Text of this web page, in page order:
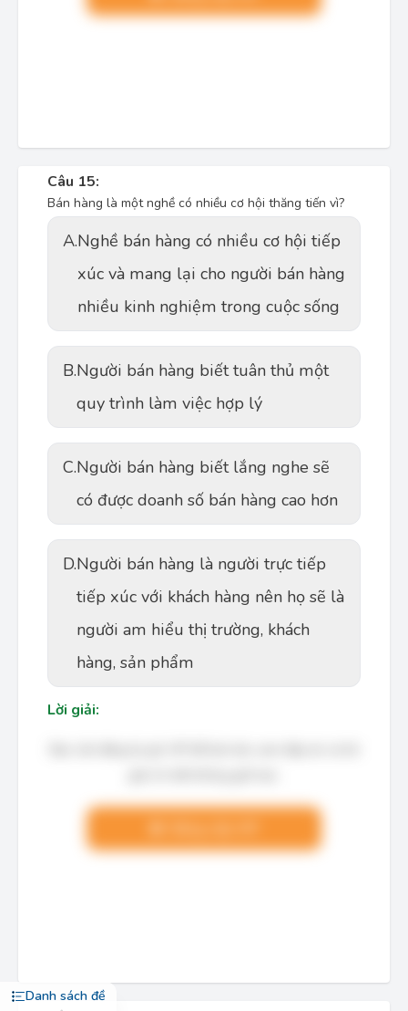
Danh sách đề
Câu 15:
Bán hàng là một nghề có nhiều cơ hội thăng tiến vì?
A.Nghề bán hàng có nhiều cơ hội tiếp
xúc và mang lại cho người bán hàng
nhiều kinh nghiệm trong cuộc sống
B.Người bán hàng biết tuân thủ một
quy trình làm việc hợp lý
C.Người bán hàng biết lắng nghe sẽ
có được doanh số bán hàng cao hơn
D.Người bán hàng là người trực tiếp
tiếp xúc với khách hàng nên họ sẽ là
người am hiểu thị trường, khách
hàng, sản phẩm
Lời giải: